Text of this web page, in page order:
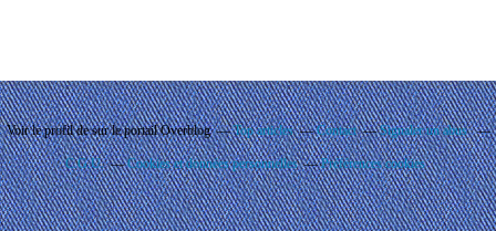
Voir le profil desur le portail Overblog Top articles Contact Signaler un abus
C.G.U. Cookies et données personnelles Préférences cookies